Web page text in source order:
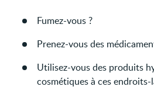
Fumez-vous ?
Prenez-vous des
Utilisez-vous des produits
cosmétiques à ces endroits-